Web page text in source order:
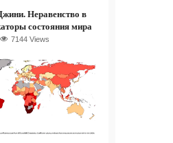
Неравенство в
состояния мира
7144 Views